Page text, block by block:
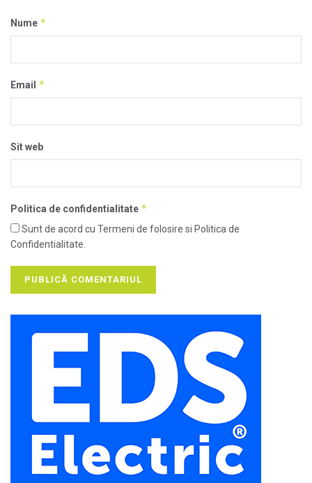
Nume *
Email *
Sit web
Politica de confidentialitate *
Sunt de acord cu Termeni de folosire si Politica de
Confidentialitate.